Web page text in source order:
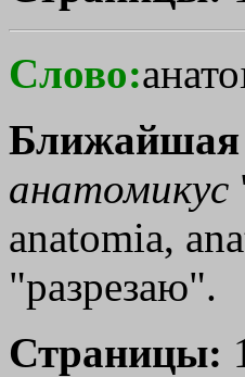
Слово:
Ближайшая
анатомикус
anatomia,
"разрезаю".
Страницы: